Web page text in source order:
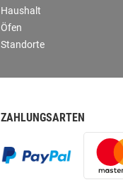
Haushalt
Öfen
Standorte
ZAHLUNGSARTEN